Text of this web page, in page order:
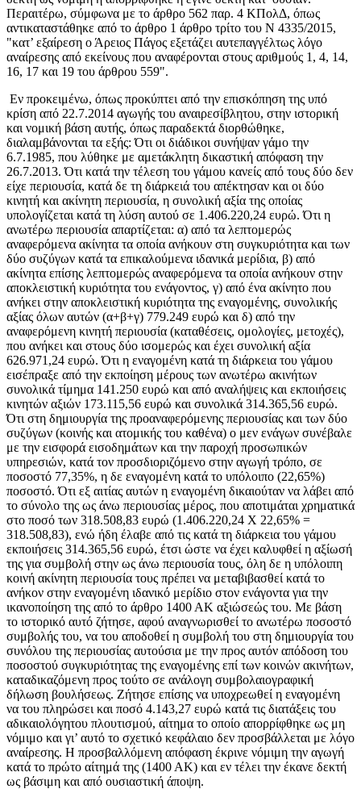
Περαιτέρω, σύμφωνα με το άρθρο 562 παρ. 4 ΚΠολΔ, όπως
αντικαταστάθηκε από το άρθρο 1 άρθρο τρίτο του Ν 4335/2015,
"κατ’ εξαίρεση ο Άρειος Πάγος εξετάζει αυτεπαγγέλτως λόγο
αναίρεσης από εκείνους που αναφέρονται στους αριθμούς 1, 4, 14,
16, 17 και 19 του άρθρου 559".
Εν προκειμένω, όπως προκύπτει από την επισκόπηση της υπό
κρίση από 22.7.2014 αγωγής του αναιρεσίβλητου, στην ιστορική
και νομική βάση αυτής, όπως παραδεκτά διορθώθηκε,
διαλαμβάνονται τα εξής: Ότι οι διάδικοι συνήψαν γάμο την
6.7.1985, που λύθηκε με αμετάκλητη δικαστική απόφαση την
26.7.2013. Ότι κατά την τέλεση του γάμου κανείς από τους δύο δεν
είχε περιουσία, κατά δε τη διάρκειά του απέκτησαν και οι δύο
κινητή και ακίνητη περιουσία, η συνολική αξία της οποίας
υπολογίζεται κατά τη λύση αυτού σε 1.406.220,24 ευρώ. Ότι η
ανωτέρω περιουσία απαρτίζεται: α) από τα λεπτομερώς
αναφερόμενα ακίνητα τα οποία ανήκουν στη συγκυριότητα και των
δύο συζύγων κατά τα επικαλούμενα ιδανικά μερίδια, β) από
ακίνητα επίσης λεπτομερώς αναφερόμενα τα οποία ανήκουν στην
αποκλειστική κυριότητα του ενάγοντος, γ) από ένα ακίνητο που
ανήκει στην αποκλειστική κυριότητα της εναγομένης, συνολικής
αξίας όλων αυτών (α+β+γ) 779.249 ευρώ και δ) από την
αναφερόμενη κινητή περιουσία (καταθέσεις, ομολογίες, μετοχές),
που ανήκει και στους δύο ισομερώς και έχει συνολική αξία
626.971,24 ευρώ. Ότι η εναγομένη κατά τη διάρκεια του γάμου
εισέπραξε από την εκποίηση μέρους των ανωτέρω ακινήτων
συνολικά τίμημα 141.250 ευρώ και από αναλήψεις και εκποιήσεις
κινητών αξιών 173.115,56 ευρώ και συνολικά 314.365,56 ευρώ.
Ότι στη δημιουργία της προαναφερόμενης περιουσίας και των δύο
συζύγων (κοινής και ατομικής του καθένα) ο μεν ενάγων συνέβαλε
με την εισφορά εισοδημάτων και την παροχή προσωπικών
υπηρεσιών, κατά τον προσδιοριζόμενο στην αγωγή τρόπο, σε
ποσοστό 77,35%, η δε εναγομένη κατά το υπόλοιπο (22,65%)
ποσοστό. Ότι εξ αιτίας αυτών η εναγομένη δικαιούταν να λάβει από
το σύνολο της ως άνω περιουσίας μέρος, που αποτιμάται χρηματικά
στο ποσό των 318.508,83 ευρώ (1.406.220,24 Χ 22,65% =
318.508,83), ενώ ήδη έλαβε από τις κατά τη διάρκεια του γάμου
εκποιήσεις 314.365,56 ευρώ, έτσι ώστε να έχει καλυφθεί η αξίωσή
της για συμβολή στην ως άνω περιουσία τους, όλη δε η υπόλοιπη
κοινή ακίνητη περιουσία τους πρέπει να μεταβιβασθεί κατά το
ανήκον στην εναγομένη ιδανικό μερίδιο στον ενάγοντα για την
ικανοποίηση της από το άρθρο 1400 ΑΚ αξιώσεώς του. Με βάση
το ιστορικό αυτό ζήτησε, αφού αναγνωρισθεί το ανωτέρω ποσοστό
συμβολής του, να του αποδοθεί η συμβολή του στη δημιουργία του
συνόλου της περιουσίας αυτούσια με την προς αυτόν απόδοση του
ποσοστού συγκυριότητας της εναγομένης επί των κοινών ακινήτων,
καταδικαζόμενη προς τούτο σε ανάλογη συμβολαιογραφική
δήλωση βουλήσεως. Ζήτησε επίσης να υποχρεωθεί η εναγομένη
να του πληρώσει και ποσό 4.143,27 ευρώ κατά τις διατάξεις του
αδικαιολόγητου πλουτισμού, αίτημα το οποίο απορρίφθηκε ως μη
νόμιμο και γι’ αυτό το σχετικό κεφάλαιο δεν προσβάλλεται με λόγο
αναίρεσης. Η προσβαλλόμενη απόφαση έκρινε νόμιμη την αγωγή
κατά το πρώτο αίτημά της (1400 ΑΚ) και εν τέλει την έκανε δεκτή
ως βάσιμη και από ουσιαστική άποψη.